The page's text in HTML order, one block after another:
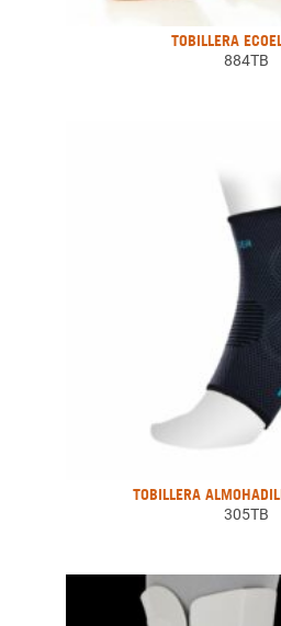
TOBILLERA
884TB
TOBILLERA
305TB